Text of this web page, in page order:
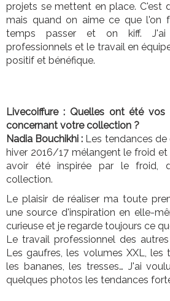
projets se mettent en place. C'est
mais quand on aime ce que l'on
temps passer et on kiff.
professionnels et le travail en
positif et bénéfique.
Livecoiffure : Quelles ont été vos
concernant votre collection ?
Nadia Bouchikhi : Les tendances
hiver 2016/17 mélangent le froid
avoir été inspirée par le froid,
collection.
Le plaisir de réaliser ma toute
une source d'inspiration en elle-
curieuse et je regarde toujours ce
Le travail professionnel des
Les gaufres, les volumes XXL,
les bananes, les tresses… J'ai
quelques photos les tendances